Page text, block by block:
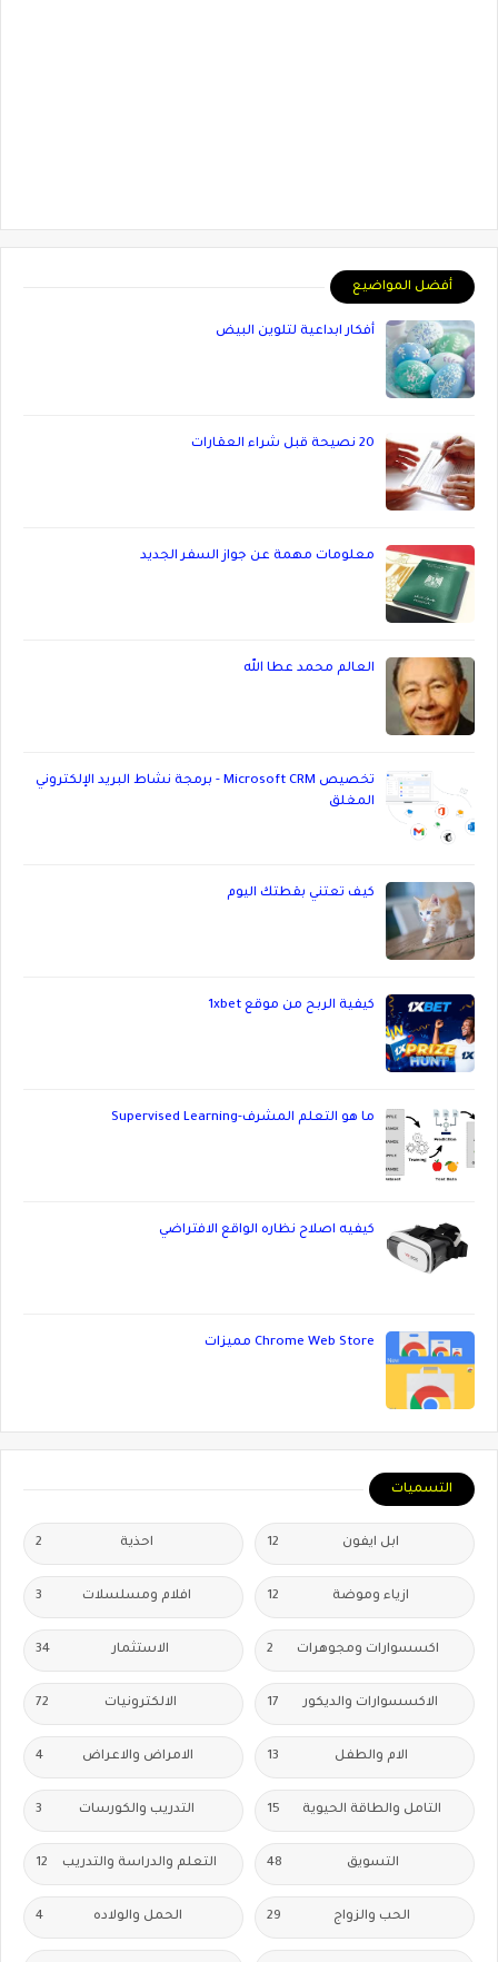
أفضل المواضيع
أفكار ابداعية لتلوين البيض
20 نصيحة قبل شراء العقارات
معلومات مهمة عن جواز السفر الجديد
العالم محمد عطا الله
تخصيص Microsoft CRM - برمجة نشاط البريد الإلكتروني
المغلق
كيف تعتني بقطتك اليوم
كيفية الربح من موقع 1xbet
ما هو التعلم المشرف-Supervised Learning
كيفيه اصلاح نظاره الواقع الافتراضي
Chrome Web Store مميزات
التسميات
ابل ايفون 12 احذية
ازياء وموضة 12 افلام ومسلسلات
اكسسوارات ومجوهرات الاستثمار 34
الاكسسوارات والديكور 17 الالكترونيات 72
الام والطفل 13 الامراض والاعراض 4
التامل والطاقة الحيوية 15 التدريب والكورسات
التسويق 48 التعلم والدراسة والتدريب 12
الحب والزواج 29 الحمل والولاده 4